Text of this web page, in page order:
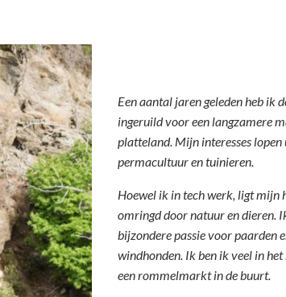
Een aantal jaren geleden heb ik
ingeruild voor een langzamere
platteland. Mijn interesses
permacultuur en tuinieren.
Hoewel ik in tech werk, ligt mijn
omringd door natuur en dieren.
bijzondere passie voor paarden
windhonden. Ik ben ik veel in
een rommelmarkt in de buurt.